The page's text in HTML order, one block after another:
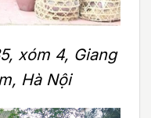
xóm 4, Giang
Hà Nội